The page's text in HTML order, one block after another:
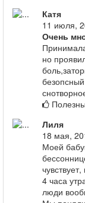
Катя
11 июля,
Очень
но
Лиля
18 мая,
Моей
4 часа
люди